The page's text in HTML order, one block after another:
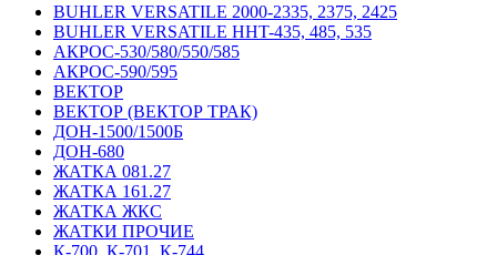
BUHLER VERSATILE 2000-2335, 2375, 2425
BUHLER VERSATILE HHT-435, 485, 535
АКРОС-530/580/550/585
АКРОС-590/595
ВЕКТОР
ВЕКТОР (ВЕКТОР ТРАК)
ДОН-1500/1500Б
ДОН-680
ЖАТКА 081.27
ЖАТКА 161.27
ЖАТКА ЖКС
ЖАТКИ ПРОЧИЕ
К-700, К-701, К-744